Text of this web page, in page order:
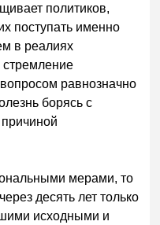
политиков,
поступать именно
в реалиях
стремление
равнозначно
борясь с
мерами, то
десять лет только
исходными и